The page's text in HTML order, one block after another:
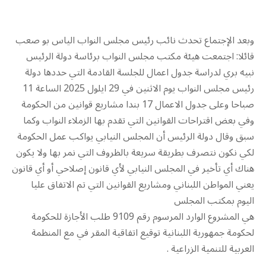
وبعد الإجتماع تحدث نائب رئيس مجلس النواب الياس بو صعب
قائلا: اجتمعت هيئة مكتب مجلس النواب برئاسة دولة الرئيس
نبيه بري لدراسة جدول اعمال للجلسة القادمة التي حددها دولة
رئيس مجلس النواب يوم الاثنين في 29 ايلول 2025 الساعة 11
صباحا وعلى جدول الاعمال 17 بندا مشاريع قوانين من الحكومة
وفي بعض اقتراحات القوانين التي تقدم بها الزملاء النواب وكما
سبق وقال دولة الرئيس أن المجلس النيابي يواكب عمل الحكومة
لكي نكون نتصرف بطريقة سريعة بالظروف التي نمر بها ولا يكون
هناك أي تأخير في المجلس النيابي لأي قانون إصلاحي أو أي قانون
يعني المواطن اللبناني ومشاريع القوانين التي تم الاتفاق عليا
اليوم بمكتب المجلس
هي المشروع الوارد المرسوم رقم 9109 طلب الأجازة للحكومة
لحكومة جمهورية اللبنانية توقيع اتفاقية المقر في مع المنظمة
العربية للتنمية الزراعية .